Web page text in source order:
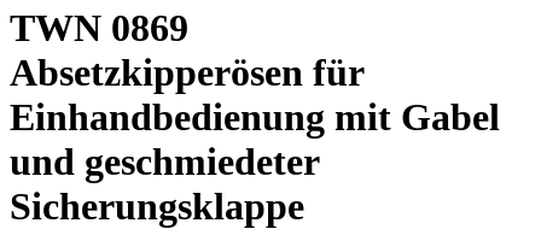
TWN 0869
Absetzkipperösen für
Einhandbedienung mit Gabel
und geschmiedeter
Sicherungsklappe